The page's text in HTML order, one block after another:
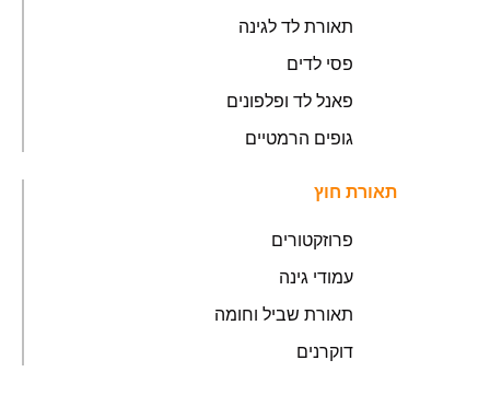
תאורת לד לגינה
פסי לדים
פאנל לד ופלפונים
גופים הרמטיים
תאורת חוץ
פרוזקטורים
עמודי גינה
תאורת שביל וחומה
דוקרנים